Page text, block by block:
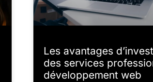
Les avantages
des services
développement web